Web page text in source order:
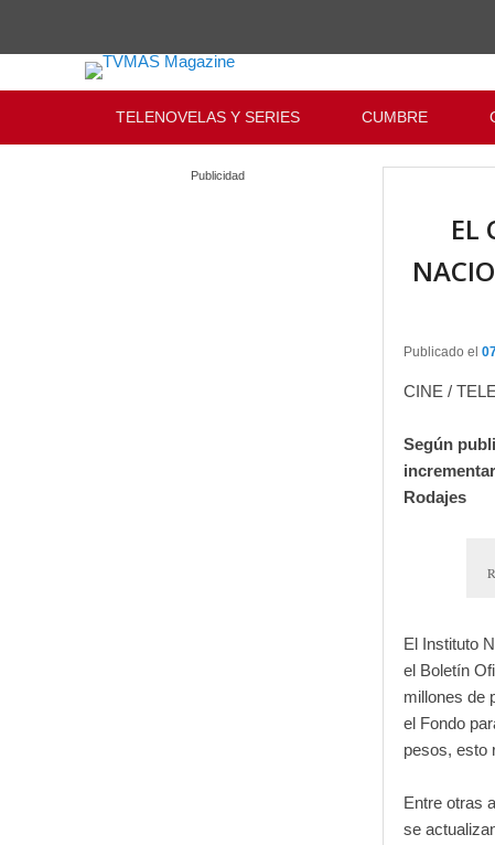
TELENOVELAS Y SERIES CUMBRE
EL
Publicado el
CINE /
Según
Rodajes
El Instituto
el Boletín
millones de
el Fondo
pesos, esto
Entre otras
se
Publicidad